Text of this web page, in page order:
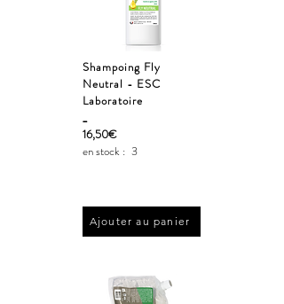
Shampoing Fly
Neutral - ESC
Laboratoire
_
16,50€
en stock : 3
Ajouter au panier